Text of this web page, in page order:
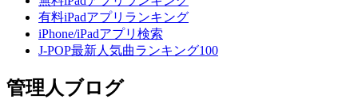
有料iPadアプリランキング
iPhone/iPadアプリ検索
J-POP最新人気曲ランキング100
管理人ブログ